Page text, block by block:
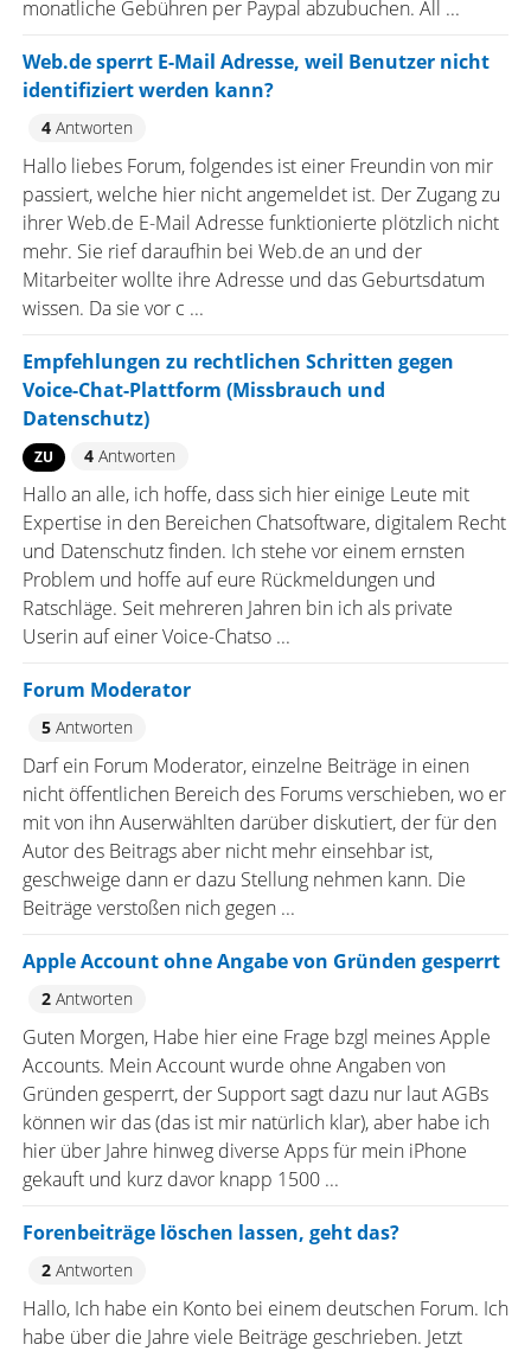
monatliche Gebühren per Paypal abzubuchen. All ...
Web.de sperrt E-Mail Adresse, weil Benutzer nicht
identifiziert werden kann?
4Antworten
Hallo liebes Forum, folgendes ist einer Freundin von mir
passiert, welche hier nicht angemeldet ist. Der Zugang zu
ihrer Web.de E-Mail Adresse funktionierte plötzlich nicht
mehr. Sie rief daraufhin bei Web.de an und der
Mitarbeiter wollte ihre Adresse und das Geburtsdatum
wissen. Da sie vor c ...
Empfehlungen zu rechtlichen Schritten gegen
Voice-Chat-Plattform (Missbrauch und
Datenschutz)
ZU 4Antworten
Hallo an alle, ich hoffe, dass sich hier einige Leute mit
Expertise in den Bereichen Chatsoftware, digitalem Recht
und Datenschutz finden. Ich stehe vor einem ernsten
Problem und hoffe auf eure Rückmeldungen und
Ratschläge. Seit mehreren Jahren bin ich als private
Userin auf einer Voice-Chatso ...
Forum Moderator
5Antworten
Darf ein Forum Moderator, einzelne Beiträge in einen
nicht öffentlichen Bereich des Forums verschieben, wo er
mit von ihn Auserwählten darüber diskutiert, der für den
Autor des Beitrags aber nicht mehr einsehbar ist,
geschweige dann er dazu Stellung nehmen kann. Die
Beiträge verstoßen nich gegen ...
Apple Account ohne Angabe von Gründen gesperrt
2Antworten
Guten Morgen, Habe hier eine Frage bzgl meines Apple
Accounts. Mein Account wurde ohne Angaben von
Gründen gesperrt, der Support sagt dazu nur laut AGBs
können wir das (das ist mir natürlich klar), aber habe ich
hier über Jahre hinweg diverse Apps für mein iPhone
gekauft und kurz davor knapp 1500 ...
Forenbeiträge löschen lassen, geht das?
2Antworten
Hallo, Ich habe ein Konto bei einem deutschen Forum. Ich
habe über die Jahre viele Beiträge geschrieben. Jetzt